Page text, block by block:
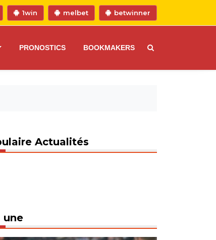
1win melbet betwinner
PRONOSTICS BOOKMAKERS
Actualités
une